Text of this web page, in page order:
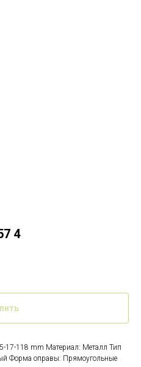
4
17-118 mm Материал: Металл Тип
Форма оправы: Прямоугольные